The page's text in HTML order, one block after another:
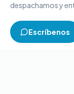
despachamos y
Escríbenos